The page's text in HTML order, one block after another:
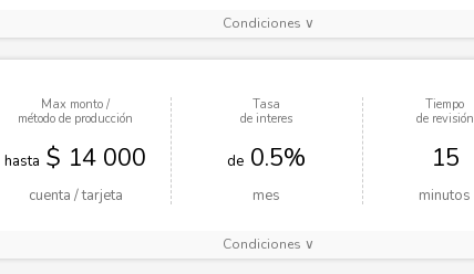
Condiciones ∨
Max monto /
método de producción
hasta $ 14 000
cuenta / tarjeta
Tasa
de interes
de 0.5%
mes
Tiempo
de revisión
15
minutos
Condiciones ∨